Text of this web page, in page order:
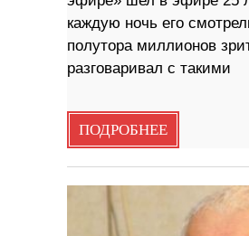
каждую ночь его
полутора миллионов
разговаривал с такими
ПОДРОБНЕЕ